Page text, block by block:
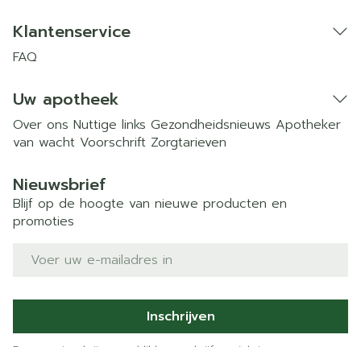
Klantenservice
FAQ
Uw apotheek
Over ons Nuttige links Gezondheidsnieuws Apotheker
van wacht Voorschrift Zorgtarieven
Nieuwsbrief
Blijf op de hoogte van nieuwe producten en
promoties
E-mail adres
Inschrijven